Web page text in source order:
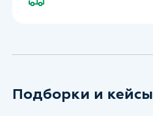
Подборки и кейсы